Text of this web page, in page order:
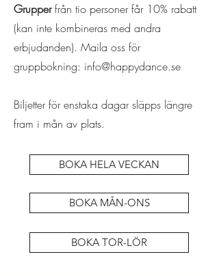
Grupperfrån tio personer får 10% rabatt
(kan inte kombineras med andra
erbjudanden). Maila oss för
gruppbokning: info@happydance.se
Biljetter för enstaka dagar släpps längre
fram i mån av plats.
BOKA HELA VECKAN
BOKA MÅN-ONS
BOKA TOR-LÖR